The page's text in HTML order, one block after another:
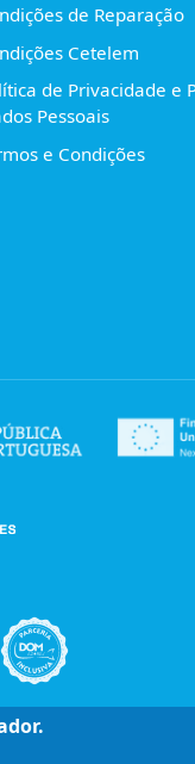
de Reparação
Cetelem
de Privacidade e
Pessoais
e Condições